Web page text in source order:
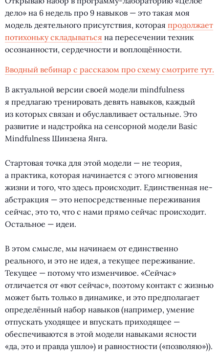
дело» на 6 недель про 9 навыков — это такая моя
модель деятельного присутствия, которая продолжает
потихоньку складываться на пересечении техник
осознанности, сердечности и воплощённости.
Вводный вебинар с рассказом про схему смотрите тут.
В актуальной версии своей модели mindfulness
я предлагаю тренировать девять навыков, каждый
из которых связан и обуславливает остальные. Это
развитие и надстройка на сенсорной модели Basic
Mindfulness Шинзена Янга.
Стартовая точка для этой модели — не теория,
а практика, которая начинается с этого мгновения
жизни и того, что здесь происходит. Единственная не-
абстракция — это непосредственные переживания
сейчас, это то, что с нами прямо сейчас происходит.
Остальное — идеи.
В этом смысле, мы начинаем от единственно
реального, и это не идея, а текущее переживание.
Текущее — потому что изменчивое. «Сейчас»
отличается от «вот сейчас», поэтому контакт с жизнью
может быть только в динамике, и это предполагает
определённый набор навыков (например, умение
отпускать уходящее и впускать приходящее —
обеспечиваются в этой модели навыками ясности
(«да, это и правда ушло») и равностности («позволяю»)).